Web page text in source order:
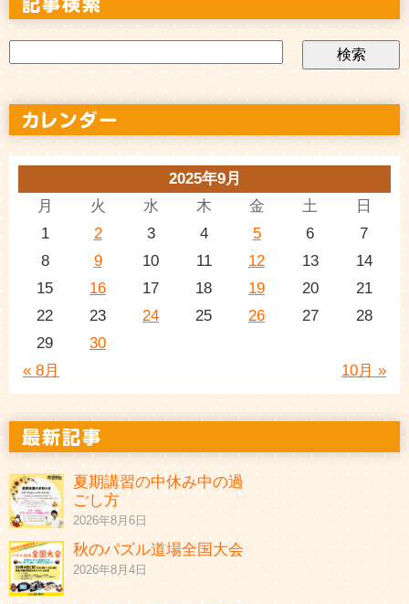
2025年9月
月
火 水 木 金 土 日
« 8月 10月 »
1 2 3 4 5 6
7
8
9 10 11 12 13
14
15
16 17 18 19 20
21
22
23 24 25 26 27
28
29
30
夏期講習の中休み中の過
ごし方
2026年8月6日
秋のパズル道場全国大会
2026年8月4日